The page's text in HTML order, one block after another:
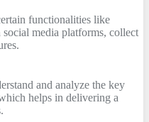
functionalities like
media platforms, collect
and analyze the key
helps in delivering a